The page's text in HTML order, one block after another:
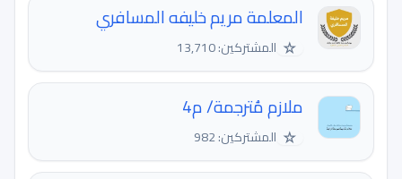
المعلمة مريم خليفه المسافري
☆ المشتركين: 13,710
ملازم مُترجمة/ م4
☆ المشتركين: 982